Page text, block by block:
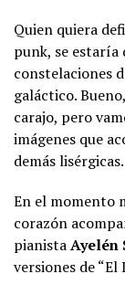
Quien quiera
punk, se estaría
constelaciones
galáctico.
carajo, pero
imágenes que
demás lisérgicas.
En el momento
corazón
pianistaAyelén
versiones de “El